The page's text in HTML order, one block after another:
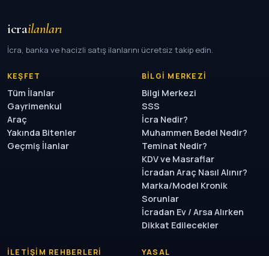
icrailanları
İcra, banka ve hacizli satış ilanlarını ücretsiz takip edin.
KEŞFET
Tüm İlanlar
Gayrimenkul
Araç
Yakında Bitenler
Geçmiş İlanlar
BILGI MERKEZI
Bilgi Merkezi
SSS
İcra Nedir?
Muhammen Bedel Nedir?
Teminat Nedir?
KDV ve Masraflar
İcradan Araç Nasıl Alınır?
Marka/Model Kronik
Sorunlar
İcradan Ev / Arsa Alırken
Dikkat Edilecekler
İLETIŞIM REHBERLERI YASAL